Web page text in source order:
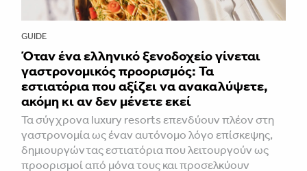
GUIDE
Όταν ένα ελληνικό ξενοδοχείο γίνεται
γαστρονομικός προορισμός: Τα
εστιατόρια που αξίζει να ανακαλύψετε,
ακόμη κι αν δεν μένετε εκεί
Τα σύγχρονα luxury resorts επενδύουν πλέον στη
γαστρονομία ως έναν αυτόνομο λόγο επίσκεψης,
δημιουργώντας εστιατόρια που λειτουργούν ως
προορισμοί από μόνα τους και προσελκύουν